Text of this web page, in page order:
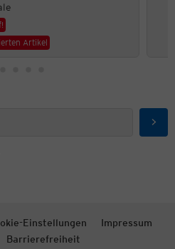
Artikel
Einstellungen
Impressum
Barrierefreiheit